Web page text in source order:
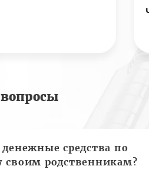
средства по
своим родственникам?